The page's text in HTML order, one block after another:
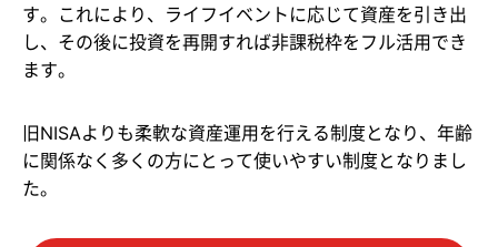
す。これにより、ライフイベントに応じて資産を引き出
し、その後に投資を再開すれば非課税枠をフル活用でき
ます。
旧NISAよりも柔軟な資産運用を行える制度となり、年齢
に関係なく多くの方にとって使いやすい制度となりまし
た。